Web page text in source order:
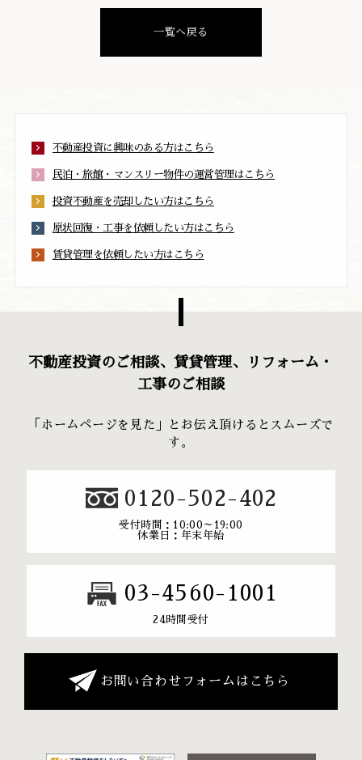
一覧へ戻る
不動産投資に興味のある方はこちら
民泊・旅館・マンスリー物件の運営管理はこちら
投資不動産を売却したい方はこちら
原状回復・工事を依頼したい方はこちら
賃貸管理を依頼したい方はこちら
不動産投資のご相談、賃貸管理、リフォーム・
工事のご相談
「ホームページを見た」とお伝え頂けるとスムーズで
す。
0120-502-402
受付時間：10:00～19:00
休業日：年末年始
03-4560-1001
24時間受付
お問い合わせフォームはこちら